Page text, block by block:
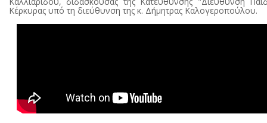
Κέρκυρας υπό τη διεύθυνση της κ. Δήμητρας Καλογεροπούλου.